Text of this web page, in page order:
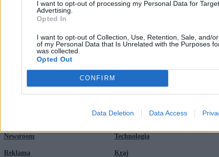
I want to opt-out of processing my Personal Data for
Advertising.
Opted In
I want to opt-out of Collection, Use, Retention, Sale, and/
of my Personal Data that Is Unrelated with the Purposes
was collected.
Opted Out
CONFIRM
Data Deletion Data Access
Newsroom
Reklama
Technologia
Kraj